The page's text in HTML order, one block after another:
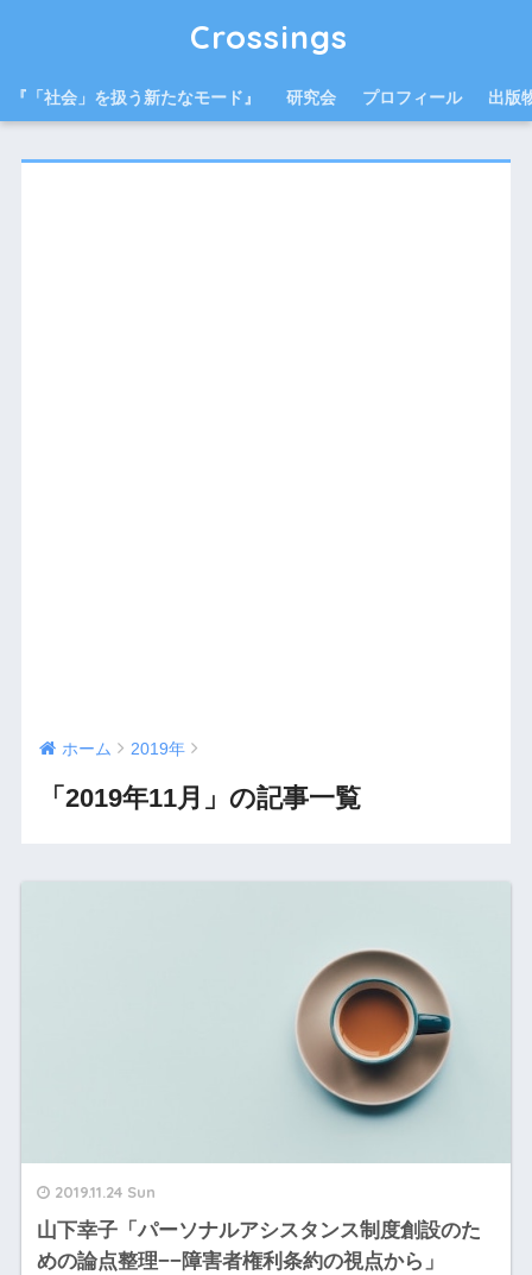
Crossings
『「社会」を扱う新たなモード』 研究会 プロフィール 出版
ホーム 2019年
「2019年11月」の記事一覧
2019.11.24 Sun
山下幸子「パーソナルアシスタンス制度創設のた
めの論点整理−−障害者権利条約の視点から」